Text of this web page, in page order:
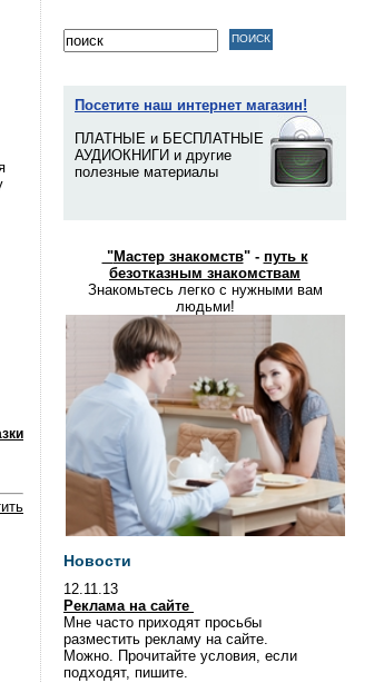
Посетите наш интернет магазин!
ПЛАТНЫЕ и БЕСПЛАТНЫЕ
АУДИОКНИГИ и другие
полезные материалы
"Мастер знакомств" - путь к
безотказным знакомствам
Знакомьтесь легко с нужными вам
людьми!
Новости
12.11.13
Реклама на сайте
Мне часто приходят просьбы
разместить рекламу на сайте.
Можно. Прочитайте условия, если
подходят, пишите.